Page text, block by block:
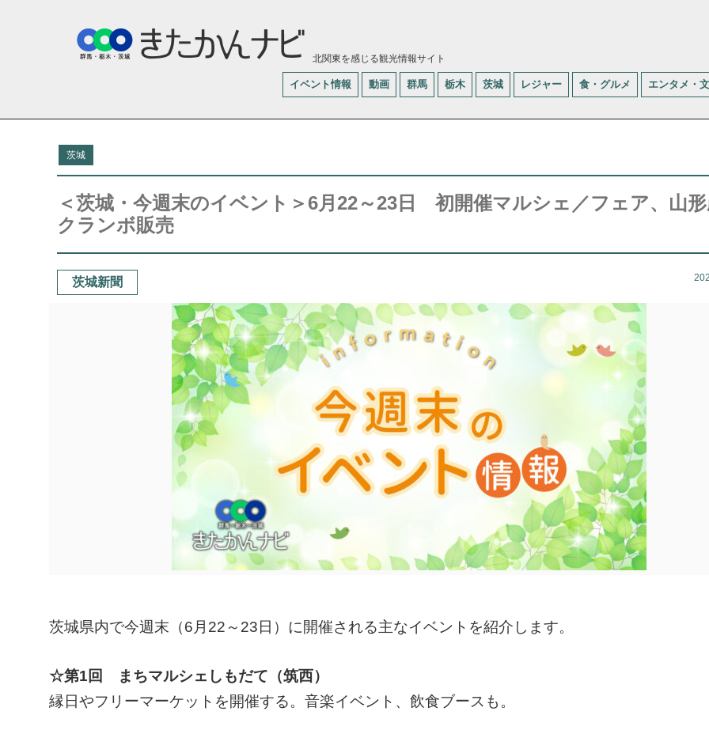
北関東を感じる観光情報サイト
イベント情報 動画 群馬 栃木 茨城 レジャー 食・グルメ エンタメ・
茨城
＜茨城・今週末のイベント＞6月22～23日 初開催マルシェ／フェア、山
クランボ販売
茨城新聞
茨城県内で今週末（6月22～23日）に開催される主なイベントを紹介します。
☆第1回 まちマルシェしもだて（筑西）
縁日やフリーマーケットを開催する。音楽イベント、飲食ブースも。